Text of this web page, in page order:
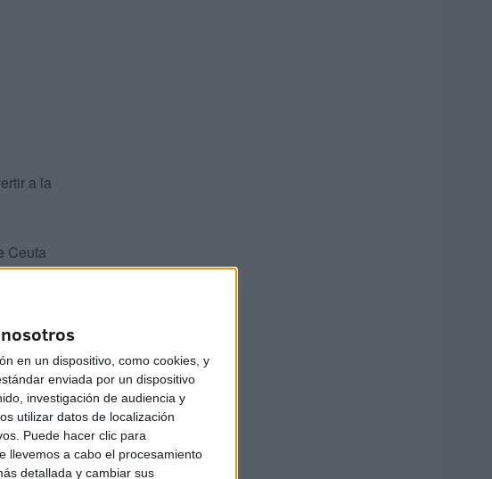
en un dispositivo, como cookies, y
enviada por un dispositivo
investigación de audiencia y
utilizar datos de localización
Puede hacer clic para
llevemos a cabo el procesamiento
detallada y cambiar sus
a la
Ceuta